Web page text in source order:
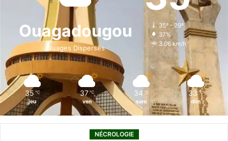
o
k
i
n
g
r
k
Ouagadougou
Nuages Dispersés
35º - 29º
37%
3.06 km/h
35 ℃
jeu
37 ℃
ven
34 ℃
sam
33 ℃
dim
NÉCROLOGIE